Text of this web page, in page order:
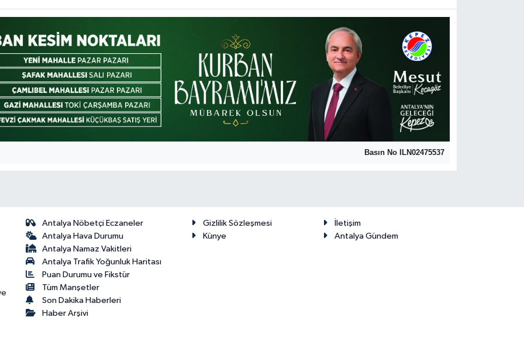
Basın No ILN02475537
Antalya Nöbetçi Eczaneler
Antalya Hava Durumu
Antalya Namaz Vakitleri
Antalya Trafik Yoğunluk Haritası
Puan Durumu ve Fikstür
Tüm Manşetler
Son Dakika Haberleri
Haber Arşivi
Gizlilik Sözleşmesi
İletişim
Künye
Antalya Gündem